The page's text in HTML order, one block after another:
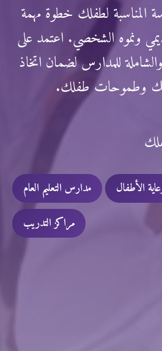
المناسبة لطفلك خطوة مهمة
ونموه الشخصي. اعتمد على
والشاملة للمدارس لضمان اتخاذ
وطموحات طفلك.
الأطفال
مدارس التعليم العام
مراكز التدريب